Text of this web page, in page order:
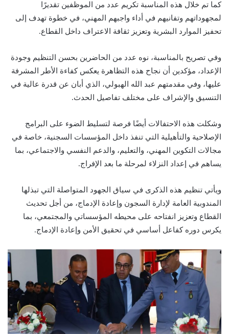
كما تم خلال هذه المناسبة تكريم عدد من الموظفين تقديرًا
لمجهوداتهم وتفانيهم في أداء واجبهم المهني، في خطوة تهدف إلى
تحفيز الموارد البشرية وتعزيز ثقافة الاعتراف داخل القطاع.
وفي تصريح بالمناسبة، نوه عدد من الحاضرين بحسن التنظيم وجودة
الإعداد، مؤكدين أن نجاح هذه التظاهرة يعكس كفاءة الأطر المشرفة
عليها، وفي مقدمتهم عبد الله الهبولي، الذي أبان عن قدرة عالية في
التنسيق والإشراف على مختلف تفاصيل الحدث.
وشكلت هذه الاحتفالات أيضًا فرصة لتسليط الضوء على البرامج
الإصلاحية والتأهيلية التي تنفذ داخل المؤسسات السجنية، خاصة في
مجالات التكوين المهني، والتعليم، والدعم النفسي والاجتماعي، بما
يساهم في إعداد النزلاء لمرحلة ما بعد الإفراج.
ويأتي تنظيم هذه الذكرى في سياق الجهود المتواصلة التي تبذلها
المندوبية العامة لإدارة السجون وإعادة الإدماج، من أجل تحديث
القطاع وتعزيز انفتاحه على محيطه المؤسساتي والمجتمعي، بما
يكرس دوره كفاعل أساسي في تحقيق الأمن وإعادة الإدماج.